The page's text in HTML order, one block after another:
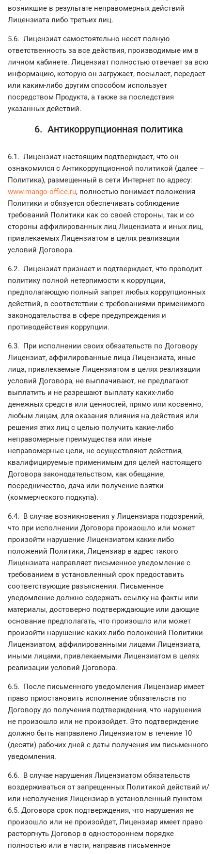
возникшие в результате неправомерных действий
Лицензиата либо третьих лиц.
5.6. Лицензиат самостоятельно несет полную
ответственность за все действия, производимые им в
личном кабинете. Лицензиат полностью отвечает за всю
информацию, которую он загружает, посылает, передает
или каким-либо другим способом использует
посредством Продукта, а также за последствия
указанных действий.
6. Антикоррупционная политика
6.1. Лицензиат настоящим подтверждает, что он
ознакомился с Антикоррупционной политикой (далее –
Политика), размещенный в сети Интернет по адресу:
www.mango-office.ru, полностью понимает положения
Политики и обязуется обеспечивать соблюдение
требований Политики как со своей стороны, так и со
стороны аффилированных лиц Лицензиата и иных лиц,
привлекаемых Лицензиатом в целях реализации
условий Договора.
6.2. Лицензиат признает и подтверждает, что проводит
политику полной нетерпимости к коррупции,
предполагающую полный запрет любых коррупционных
действий, в соответствии с требованиями применимого
законодательства в сфере предупреждения и
противодействия коррупции.
6.3. При исполнении своих обязательств по Договору
Лицензиат, аффилированные лица Лицензиата, иные
лица, привлекаемые Лицензиатом в целях реализации
условий Договора, не выплачивают, не предлагают
выплатить и не разрешают выплату каких-либо
денежных средств или ценностей, прямо или косвенно,
любым лицам, для оказания влияния на действия или
решения этих лиц с целью получить какие-либо
неправомерные преимущества или иные
неправомерные цели, не осуществляют действия,
квалифицируемые применимым для целей настоящего
Договора законодательством, как обещание,
посредничество, дача или получение взятки
(коммерческого подкупа).
6.4. В случае возникновения у Лицензиара подозрений,
что при исполнении Договора произошло или может
произойти нарушение Лицензиатом каких-либо
положений Политики, Лицензиар в адрес такого
Лицензиата направляет письменное уведомление с
требованием в установленный срок предоставить
соответствующие разъяснения. Письменное
уведомление должно содержать ссылку на факты или
материалы, достоверно подтверждающие или дающие
основание предполагать, что произошло или может
произойти нарушение каких-либо положений Политики
Лицензиатом, аффилированными лицами Лицензиата,
иными лицами, привлекаемыми Лицензиатом в целях
реализации условий Договора.
6.5. После письменного уведомления Лицензиар имеет
право приостановить исполнение обязательств по
Договору до получения подтверждения, что нарушения
не произошло или не произойдет. Это подтверждение
должно быть направлено Лицензиатом в течение 10
(десяти) рабочих дней с даты получения им письменного
уведомления.
6.6. В случае нарушения Лицензиатом обязательств
воздерживаться от запрещенных Политикой действий и/
или неполучения Лицензиар в установленный пунктом
6.5. Договора срок подтверждения, что нарушения не
произошло или не произойдет, Лицензиар имеет право
расторгнуть Договор в одностороннем порядке
полностью или в части, направив письменное